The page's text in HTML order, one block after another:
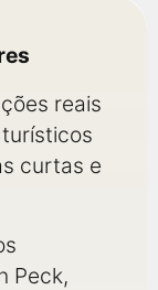
reais
curtas e
Peck,